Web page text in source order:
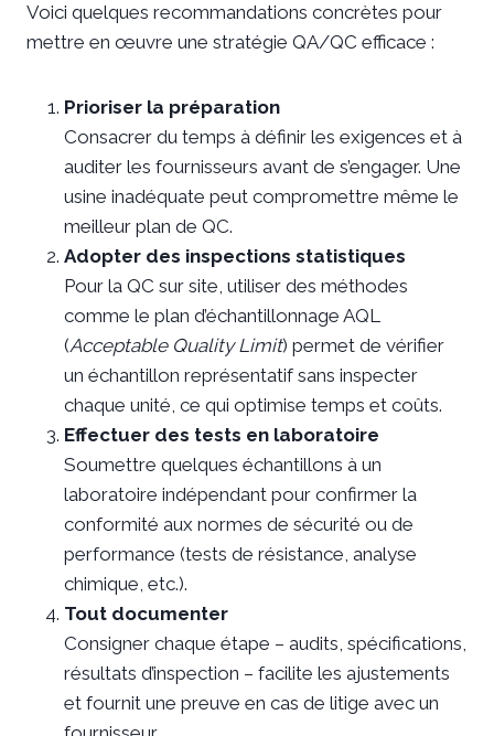
Voici quelques recommandations concrètes pour
mettre en œuvre une stratégie QA/QC efficace :
Prioriser la préparation
Consacrer du temps à définir les exigences et à
auditer les fournisseurs avant de s’engager. Une
usine inadéquate peut compromettre même le
meilleur plan de QC.
Adopter des inspections statistiques
Pour la QC sur site, utiliser des méthodes
comme le plan d’échantillonnage AQL
(Acceptable Quality Limit) permet de vérifier
un échantillon représentatif sans inspecter
chaque unité, ce qui optimise temps et coûts.
Effectuer des tests en laboratoire
Soumettre quelques échantillons à un
laboratoire indépendant pour confirmer la
conformité aux normes de sécurité ou de
performance (tests de résistance, analyse
chimique, etc.).
Tout documenter
Consigner chaque étape – audits, spécifications,
résultats d’inspection – facilite les ajustements
et fournit une preuve en cas de litige avec un